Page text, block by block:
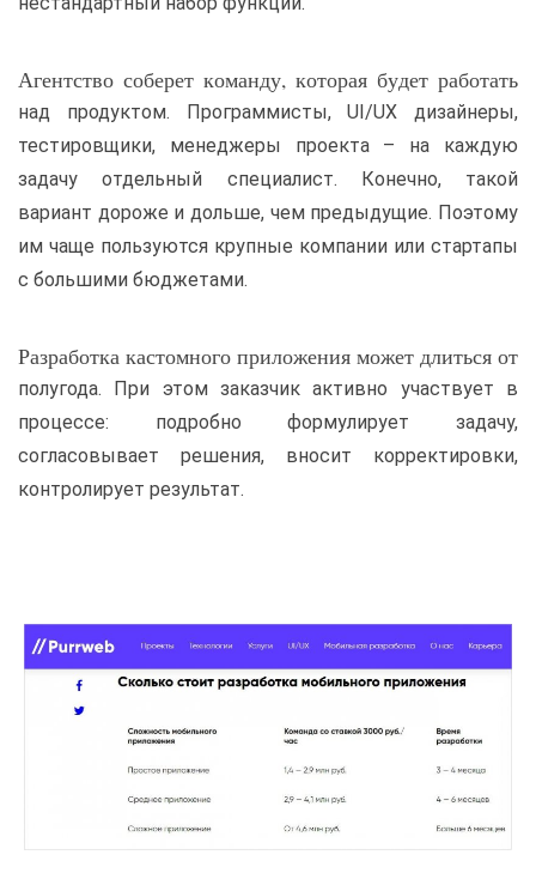
Агентство соберет команду, которая будет работать
над продуктом. Программисты, UI/UX дизайнеры,
тестировщики, менеджеры проекта – на каждую
задачу отдельный специалист. Конечно, такой
вариант дороже и дольше, чем предыдущие. Поэтому
им чаще пользуются крупные компании или стартапы
с большими бюджетами.
Разработка кастомного приложения может длиться от
полугода. При этом заказчик активно участвует в
процессе: подробно формулирует задачу,
согласовывает решения, вносит корректировки,
контролирует результат.